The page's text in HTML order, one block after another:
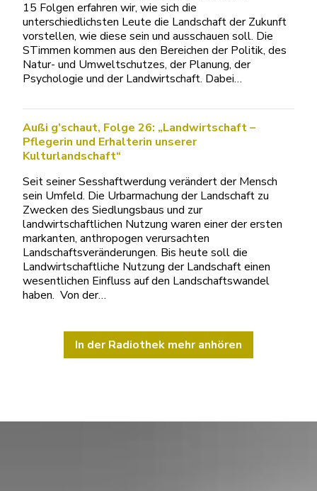
15 Folgen erfahren wir, wie sich die
unterschiedlichsten Leute die Landschaft der Zukunft
vorstellen, wie diese sein und ausschauen soll. Die
STimmen kommen aus den Bereichen der Politik, des
Natur- und Umweltschutzes, der Planung, der
Psychologie und der Landwirtschaft. Dabei…
Außi g’schaut, Folge 26: „Landwirtschaft –
Pflegerin und Erhalterin unserer
Kulturlandschaft“
Seit seiner Sesshaftwerdung verändert der Mensch
sein Umfeld. Die Urbarmachung der Landschaft zu
Zwecken des Siedlungsbaus und zur
landwirtschaftlichen Nutzung waren einer der ersten
markanten, anthropogen verursachten
Landschaftsveränderungen. Bis heute soll die
Landwirtschaftliche Nutzung der Landschaft einen
wesentlichen Einfluss auf den Landschaftswandel
haben. Von der…
In der Radiothek mehr anhören